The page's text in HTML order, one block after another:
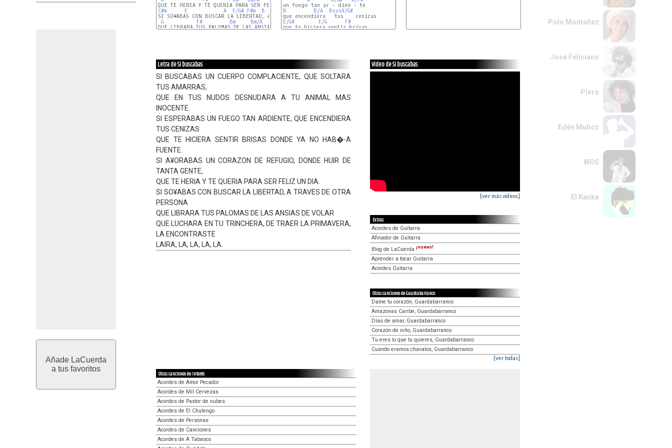
Añade LaCuerda
a tus favoritos
C#m
E A E/G# F#m B
SI SO¥ABAS CON BUSCAR LA LIBERTAD, A TRAVES DE OTRA PERSONA
G
F# Bm Bm/A
D
QUE LIBRARA TUS PALOMAS DE LAS ANSIAS DE VOLAR
B
B/A
Bsus4/G#
E/G#
E/G
F#
Letra de Si buscabas
SI BUSCABAS UN CUERPO COMPLACIENTE, QUE SOLTARA
TUS AMARRAS,
QUE EN TUS NUDOS DESNUDARA A TU ANIMAL MAS
INOCENTE.
SI ESPERABAS UN FUEGO TAN ARDIENTE, QUE ENCENDIERA
TUS CENIZAS
QUE TE HICIERA SENTIR BRISAS DONDE YA NO HAB�-A
FUENTE.
SI A¥ORABAS UN CORAZON DE REFUGIO, DONDE HUIR DE
TANTA GENTE,
QUE TE HERIA Y TE QUERIA PARA SER FELIZ UN DIA.
SI SO¥ABAS CON BUSCAR LA LIBERTAD, A TRAVES DE OTRA
PERSONA
QUE LIBRARA TUS PALOMAS DE LAS ANSIAS DE VOLAR
QUE LUCHARA EN TU TRINCHERA, DE TRAER LA PRIMAVERA,
LA ENCONTRASTE
LAIRA, LA, LA, LA, LA.
Video de Si buscabas
[ver más videos]
Extras
Acordes de Guitarra
Afinador de Guitarra
Blog de LaCuerda ¡nuevo!
Aprender a tocar Guitarra
Acordes Guitarra
Otras canciones de Guardabarranco
Dame tu corazón, Guardabarranco
Amazonas Caribe, Guardabarranco
Días de amar, Guardabarranco
Corazón de niño, Guardabarranco
Tu eres lo que tu quieres, Guardabarranco
Cuando eramos chavalos, Guardabarranco
[ver todas]
Otras canciones de interés
Acordes de Amor Pecador
Acordes de Mil Cervezas
Acordes de Pastor de nubes
Acordes de El Chulengo
Acordes de Personas
Acordes de Canciones
Acordes de A Tabasco
Polo Montañez
José Feliciano
Piero
Edén Muñoz
WOS
El Kanka